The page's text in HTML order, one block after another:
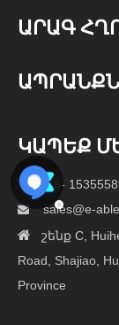
ԱՐԱԳ
ԿԱՊԵՔ
 +86-

sales@e-
 շենք C,
Road, Shajiao,
Province